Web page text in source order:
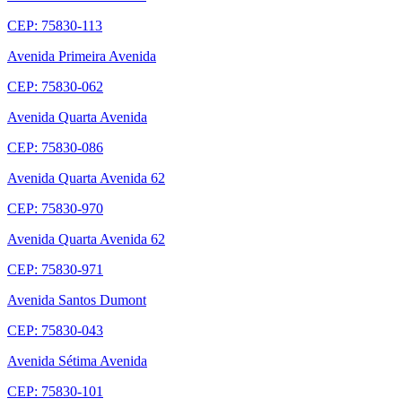
CEP: 75830-113
Avenida Primeira Avenida
CEP: 75830-062
Avenida Quarta Avenida
CEP: 75830-086
Avenida Quarta Avenida 62
CEP: 75830-970
Avenida Quarta Avenida 62
CEP: 75830-971
Avenida Santos Dumont
CEP: 75830-043
Avenida Sétima Avenida
CEP: 75830-101